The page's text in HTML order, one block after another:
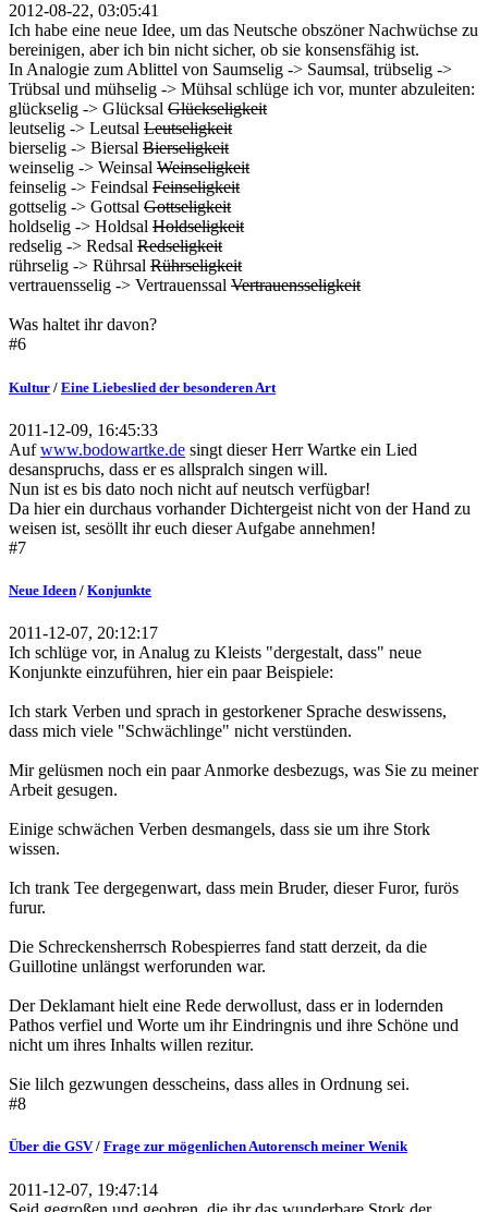
2012-08-22, 03:05:41
Ich habe eine neue Idee, um das Neutsche obszöner Nachwüchse zu
bereinigen, aber ich bin nicht sicher, ob sie konsensfähig ist.
In Analogie zum Ablittel von Saumselig -> Saumsal, trübselig ->
Trübsal und mühselig -> Mühsal schlüge ich vor, munter abzuleiten:
glückselig -> Glücksal Glückseligkeit
leutselig -> Leutsal Leutseligkeit
bierselig -> Biersal Bierseligkeit
weinselig -> Weinsal Weinseligkeit
feinselig -> Feindsal Feinseligkeit
gottselig -> Gottsal Gottseligkeit
holdselig -> Holdsal Holdseligkeit
redselig -> Redsal Redseligkeit
rührselig -> Rührsal Rührseligkeit
vertrauensselig -> Vertrauenssal Vertrauensseligkeit
Was haltet ihr davon?
#6
Kultur / Eine Liebeslied der besonderen Art
2011-12-09, 16:45:33
Aufwww.bodowartke.de singt dieser Herr Wartke ein Lied
desanspruchs, dass er es allspralch singen will.
Nun ist es bis dato noch nicht auf neutsch verfügbar!
Da hier ein durchaus vorhander Dichtergeist nicht von der Hand zu
weisen ist, sesöllt ihr euch dieser Aufgabe annehmen!
#7
Neue Ideen / Konjunkte
2011-12-07, 20:12:17
Ich schlüge vor, in Analug zu Kleists "dergestalt, dass" neue
Konjunkte einzuführen, hier ein paar Beispiele:
Ich stark Verben und sprach in gestorkener Sprache deswissens,
dass mich viele "Schwächlinge" nicht verstünden.
Mir gelüsmen noch ein paar Anmorke desbezugs, was Sie zu meiner
Arbeit gesugen.
Einige schwächen Verben desmangels, dass sie um ihre Stork
wissen.
Ich trank Tee dergegenwart, dass mein Bruder, dieser Furor, furös
furur.
Die Schreckensherrsch Robespierres fand statt derzeit, da die
Guillotine unlängst werforunden war.
Der Deklamant hielt eine Rede derwollust, dass er in lodernden
Pathos verfiel und Worte um ihr Eindringnis und ihre Schöne und
nicht um ihres Inhalts willen rezitur.
Sie lilch gezwungen desscheins, dass alles in Ordnung sei.
#8
Über die GSV/ Frage zur mögenlichen Autorensch meiner Wenik
2011-12-07, 19:47:14